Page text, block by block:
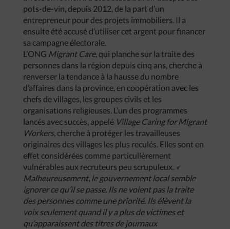
pots-de-vin, depuis 2012, de la part d’un
entrepreneur pour des projets immobiliers. Il a
ensuite été accusé d’utiliser cet argent pour financer
sa campagne électorale.
L’ONG Migrant Care, qui planche sur la traite des
personnes dans la région depuis cinq ans, cherche à
renverser la tendance à la hausse du nombre
d’affaires dans la province, en coopération avec les
chefs de villages, les groupes civils et les
organisations religieuses. L’un des programmes
lancés avec succès, appelé Village Caring for Migrant
Workers, cherche à protéger les travailleuses
originaires des villages les plus reculés. Elles sont en
effet considérées comme particulièrement
vulnérables aux recruteurs peu scrupuleux. «
Malheureusement, le gouvernement local semble
ignorer ce qu’il se passe. Ils ne voient pas la traite
des personnes comme une priorité. Ils élèvent la
voix seulement quand il y a plus de victimes et
qu’apparaissent des titres de journaux